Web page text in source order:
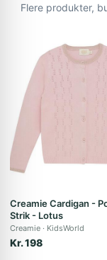
Flere produkter,
Creamie Cardigan -
Strik - Lotus
Creamie KidsWorld
Kr. 198